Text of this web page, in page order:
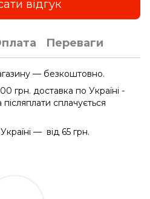
відгук
Переваги
— безкоштовно.
грн. доставка по Україні -
сплачується
— від 65 грн.